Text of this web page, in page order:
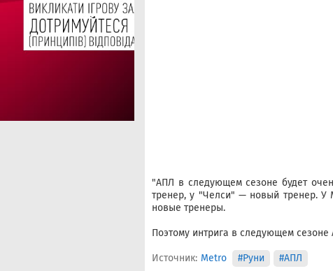
"АПЛ в следующем сезоне будет
тренер, у "Челси" — новый тренер. У
новые тренеры.
Поэтому интрига в следующем сезоне
Источник: Metro #Руни #АПЛ